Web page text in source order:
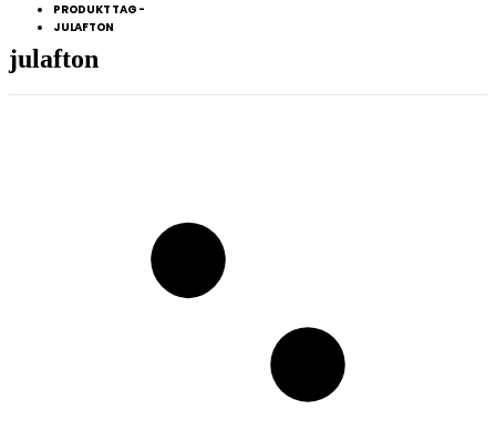
PRODUKT TAG -
JULAFTON
julafton